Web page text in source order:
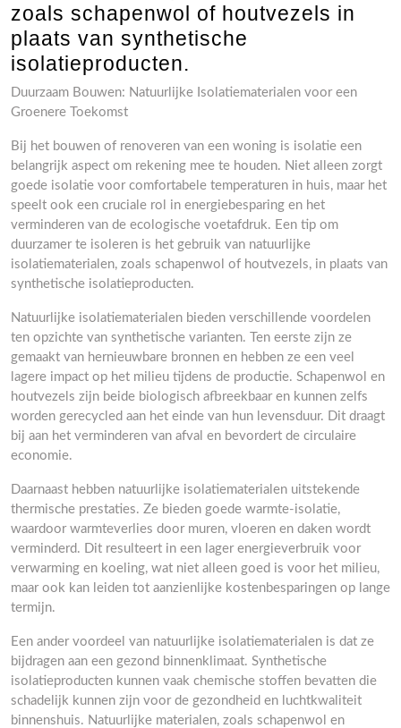
zoals schapenwol of houtvezels in
plaats van synthetische
isolatieproducten.
Duurzaam Bouwen: Natuurlijke Isolatiematerialen voor een
Groenere Toekomst
Bij het bouwen of renoveren van een woning is isolatie een
belangrijk aspect om rekening mee te houden. Niet alleen zorgt
goede isolatie voor comfortabele temperaturen in huis, maar het
speelt ook een cruciale rol in energiebesparing en het
verminderen van de ecologische voetafdruk. Een tip om
duurzamer te isoleren is het gebruik van natuurlijke
isolatiematerialen, zoals schapenwol of houtvezels, in plaats van
synthetische isolatieproducten.
Natuurlijke isolatiematerialen bieden verschillende voordelen
ten opzichte van synthetische varianten. Ten eerste zijn ze
gemaakt van hernieuwbare bronnen en hebben ze een veel
lagere impact op het milieu tijdens de productie. Schapenwol en
houtvezels zijn beide biologisch afbreekbaar en kunnen zelfs
worden gerecycled aan het einde van hun levensduur. Dit draagt
bij aan het verminderen van afval en bevordert de circulaire
economie.
Daarnaast hebben natuurlijke isolatiematerialen uitstekende
thermische prestaties. Ze bieden goede warmte-isolatie,
waardoor warmteverlies door muren, vloeren en daken wordt
verminderd. Dit resulteert in een lager energieverbruik voor
verwarming en koeling, wat niet alleen goed is voor het milieu,
maar ook kan leiden tot aanzienlijke kostenbesparingen op lange
termijn.
Een ander voordeel van natuurlijke isolatiematerialen is dat ze
bijdragen aan een gezond binnenklimaat. Synthetische
isolatieproducten kunnen vaak chemische stoffen bevatten die
schadelijk kunnen zijn voor de gezondheid en luchtkwaliteit
binnenshuis. Natuurlijke materialen, zoals schapenwol en